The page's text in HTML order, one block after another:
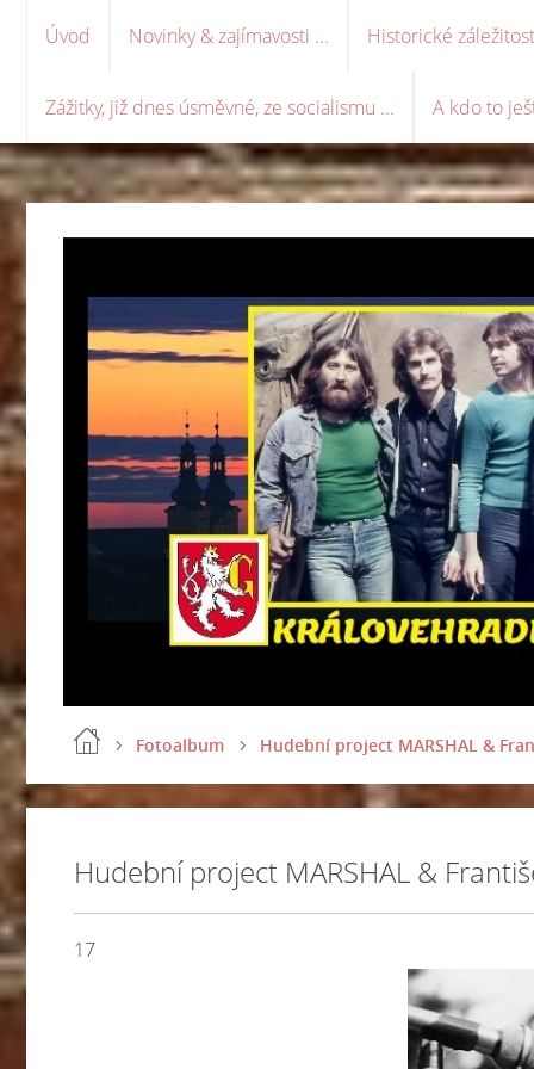
Úvod Novinky & zajímavosti ... Historické
Zážitky, již dnes úsměvné, ze socialismu ... A kdo to
Fotoalbum Hudební project MARSHAL &
Hudební project MARSHAL &
17